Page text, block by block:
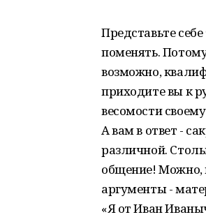
Представьте
поменять.
возможно,
приходите вы к
весомости
А вам в ответ -
различной.
общение! Можно,
аргументы -
«Я от Иван